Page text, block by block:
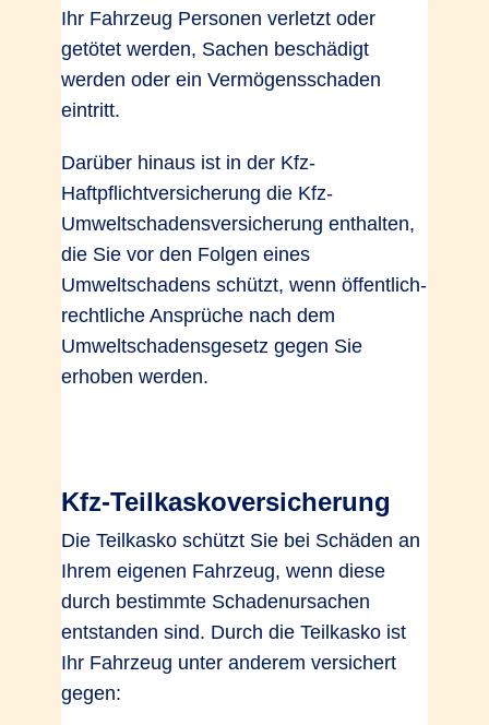
Ihr Fahrzeug Personen verletzt oder
getötet werden, Sachen beschädigt
werden oder ein Vermögensschaden
eintritt.
Darüber hinaus ist in der Kfz-
Haftpflichtversicherung die Kfz-
Umweltschadensversicherung enthalten,
die Sie vor den Folgen eines
Umweltschadens schützt, wenn öffentlich-
rechtliche Ansprüche nach dem
Umweltschadensgesetz gegen Sie
erhoben werden.
Kfz-Teilkaskoversicherung
Die Teilkasko schützt Sie bei Schäden an
Ihrem eigenen Fahrzeug, wenn diese
durch bestimmte Schadenursachen
entstanden sind. Durch die Teilkasko ist
Ihr Fahrzeug unter anderem versichert
gegen: